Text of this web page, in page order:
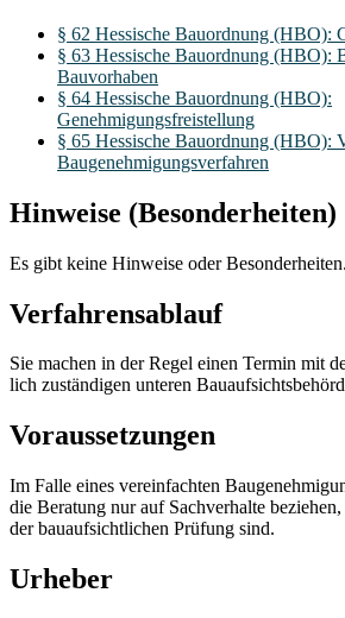
§ 62 Hessische Bauordnung (HBO):
§ 63 Hessische Bauordnung (HBO):
Bauvorhaben
§ 64 Hessische Bauordnung (HBO):
Genehmigungsfreistellung
§ 65 Hessische Bauordnung (HBO):
Baugenehmigungsverfahren
Hinweise (Besonderheiten)
Es gibt keine Hinweise oder Besonderheiten.
Verfahrensablauf
Sie machen in der Regel einen Termin mit
lich zuständigen unteren
Voraussetzungen
Im Falle eines vereinfachten
die Beratung nur auf Sachverhalte
der bauaufsichtlichen Prüfung sind.
Urheber